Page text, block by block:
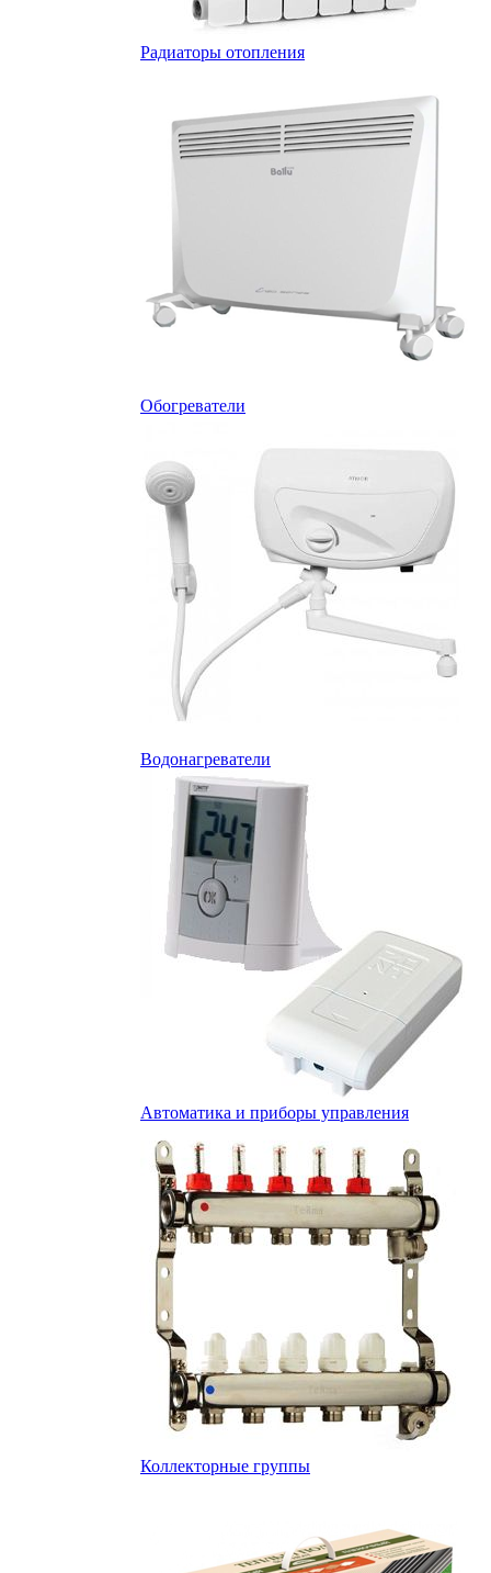
Радиаторы отопления
Обогреватели
Водонагреватели
Автоматика и приборы управления
Коллекторные группы